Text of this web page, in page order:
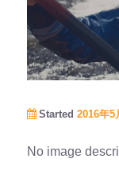
Started 2016年5
No image